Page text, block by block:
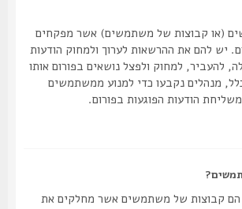
קבוצות של משתמשים) אשר מפקחים
להם את ההרשאות לערוך ולמחוק הודעות
למחוק ולפצל נושאים בפורום אותו
נקבעו כדי למנוע ממשתמשים
הודעות הפוגעות בפורום.
של משתמשים אשר מחלקים את